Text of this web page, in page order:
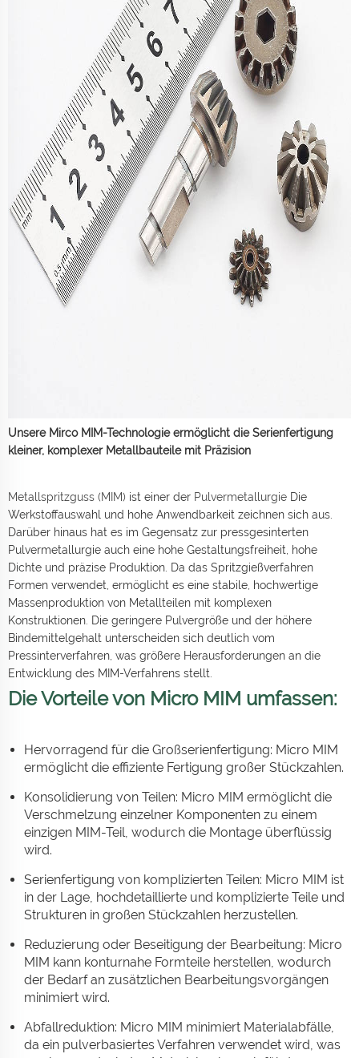
Unsere Mirco MIM-Technologie ermöglicht die Serienfertigung
kleiner, komplexer Metallbauteile mit Präzision
Metallspritzguss (MIM) ist einer der Pulvermetallurgie Die
Werkstoffauswahl und hohe Anwendbarkeit zeichnen sich aus.
Darüber hinaus hat es im Gegensatz zur pressgesinterten
Pulvermetallurgie auch eine hohe Gestaltungsfreiheit, hohe
Dichte und präzise Produktion. Da das Spritzgießverfahren
Formen verwendet, ermöglicht es eine stabile, hochwertige
Massenproduktion von Metallteilen mit komplexen
Konstruktionen. Die geringere Pulvergröße und der höhere
Bindemittelgehalt unterscheiden sich deutlich vom
Pressinterverfahren, was größere Herausforderungen an die
Entwicklung des MIM-Verfahrens stellt.
Die Vorteile von Micro MIM umfassen:
Hervorragend für die Großserienfertigung: Micro MIM
ermöglicht die effiziente Fertigung großer Stückzahlen.
Konsolidierung von Teilen: Micro MIM ermöglicht die
Verschmelzung einzelner Komponenten zu einem
einzigen MIM-Teil, wodurch die Montage überflüssig
wird.
Serienfertigung von komplizierten Teilen: Micro MIM ist
in der Lage, hochdetaillierte und komplizierte Teile und
Strukturen in großen Stückzahlen herzustellen.
Reduzierung oder Beseitigung der Bearbeitung: Micro
MIM kann konturnahe Formteile herstellen, wodurch
der Bedarf an zusätzlichen Bearbeitungsvorgängen
minimiert wird.
Abfallreduktion: Micro MIM minimiert Materialabfälle,
da ein pulverbasiertes Verfahren verwendet wird, was